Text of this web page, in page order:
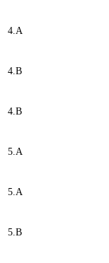
4.A
4.B
4.B
5.A
5.A
5.B